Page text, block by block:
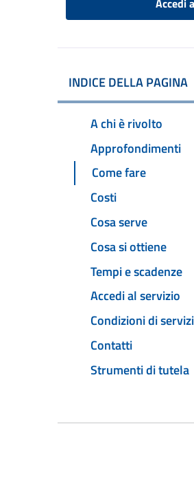
Accedi
INDICE DELLA PAGINA
A chi è rivolto
Approfondimenti
Come fare
Costi
Cosa serve
Cosa si ottiene
Tempi e scadenze
Accedi al servizio
Condizioni di
Contatti
Strumenti di tutela